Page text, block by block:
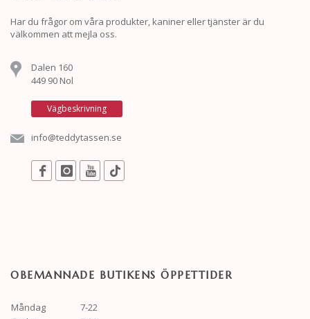
Har du frågor om våra produkter, kaniner eller tjänster är du
välkommen att mejla oss.
Dalen 160
449 90 Nol
Vägbeskrivning
info@teddytassen.se
OBEMANNADE BUTIKENS ÖPPETTIDER
Måndag
7-22